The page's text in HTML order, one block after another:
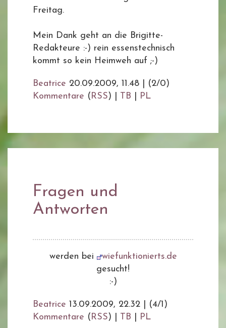
Freitag.
Mein Dank geht an die Brigitte-
Redakteure :-) rein essenstechnisch
kommt so kein Heimweh auf ;-)
Beatrice 20.09.2009, 11.48
(2/0)
Kommentare (RSS) | TB PL
Fragen und
Antworten
werden bei
wiefunktionierts.de
gesucht!
:-)
Beatrice 13.09.2009, 22.32
(4/1)
Kommentare (RSS) | TB PL